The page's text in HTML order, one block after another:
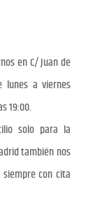
en C/ Juan de
lunes a viernes
19:00.
solo para la
también nos
con cita